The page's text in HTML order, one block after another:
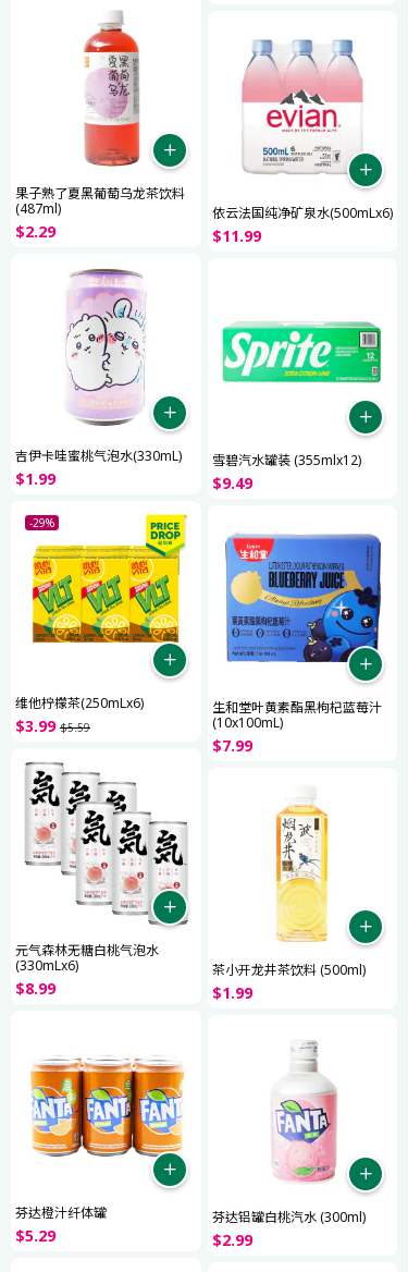
果子熟了夏黑葡萄乌龙茶饮料
(487ml)
$2.29
依云法国纯净矿泉水(500mLx6)
$11.99
吉伊卡哇蜜桃气泡水(330mL)
$1.99
雪碧汽水罐装 (355mlx12)
$9.49
-29%
维他柠檬茶(250mLx6)
$3.99 $5.59
生和堂叶黄素酯黑枸杞蓝莓汁
(10x100mL)
$7.99
元气森林无糖白桃气泡水
(330mLx6)
$8.99
茶小开龙井茶饮料 (500ml)
$1.99
芬达橙汁纤体罐
$5.29
芬达铝罐白桃汽水 (300ml)
$2.99